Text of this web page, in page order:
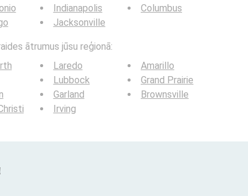
Indianapolis
Jacksonville
Columbus
ātrumus jūsu reģionā:
Laredo
Lubbock
Garland
Irving
Amarillo
Grand Prairie
Brownsville